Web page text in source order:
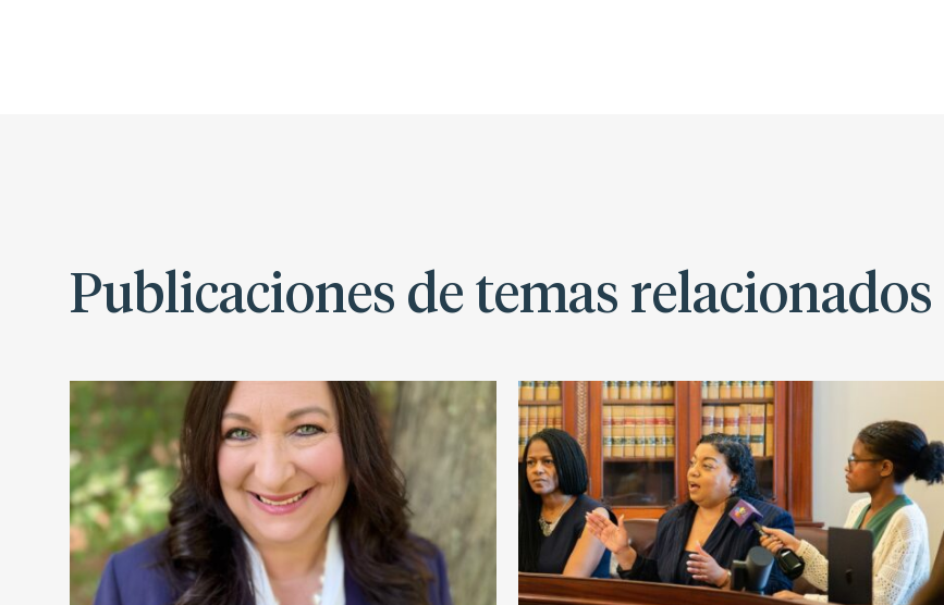
Publicaciones de temas relacionados